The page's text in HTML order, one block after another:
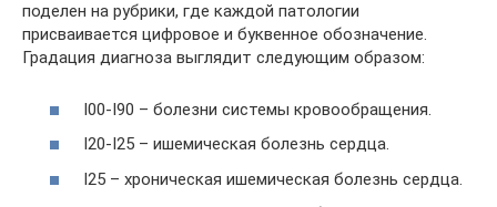
поделен на рубрики, где каждой патологии
присваивается цифровое и буквенное обозначение.
Градация диагноза выглядит следующим образом:
I00-I90 – болезни системы кровообращения.
I20-I25 – ишемическая болезнь сердца.
I25 – хроническая ишемическая болезнь сердца.